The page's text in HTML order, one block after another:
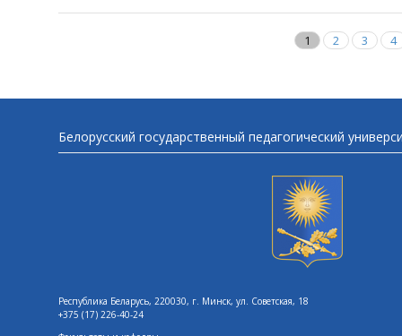
1 2 3 4
Белорусский государственный педагогический
Республика Беларусь, 220030, г. Минск, ул. Советская, 18
+375 (17) 226-40-24